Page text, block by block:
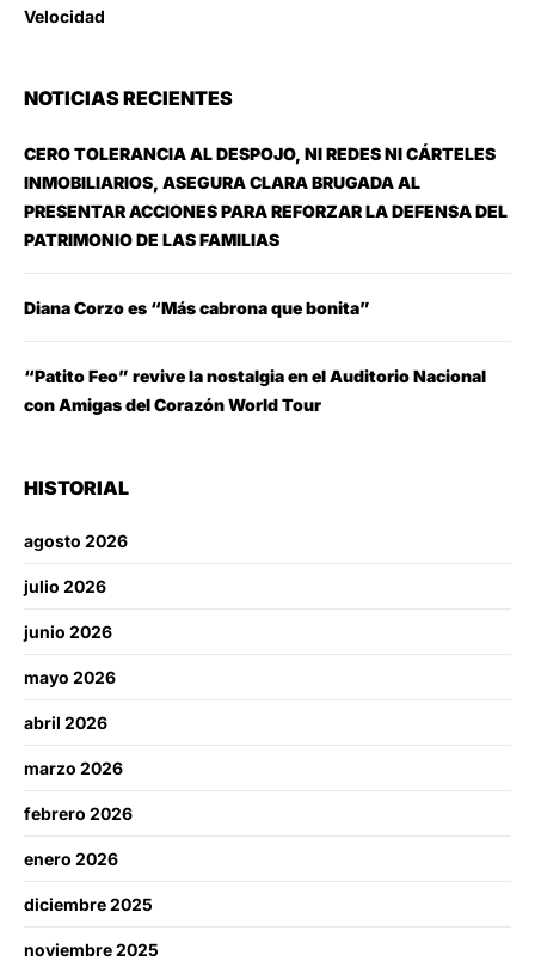
Velocidad
NOTICIAS RECIENTES
CERO TOLERANCIA AL DESPOJO, NI REDES NI CÁRTELES
INMOBILIARIOS, ASEGURA CLARA BRUGADA AL
PRESENTAR ACCIONES PARA REFORZAR LA DEFENSA DEL
PATRIMONIO DE LAS FAMILIAS
Diana Corzo es “Más cabrona que bonita”
“Patito Feo” revive la nostalgia en el Auditorio Nacional
con Amigas del Corazón World Tour
HISTORIAL
agosto 2026
julio 2026
junio 2026
mayo 2026
abril 2026
marzo 2026
febrero 2026
enero 2026
diciembre 2025
noviembre 2025